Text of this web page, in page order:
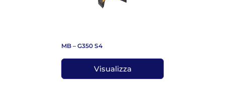
MB – G350 S4
Visualizza